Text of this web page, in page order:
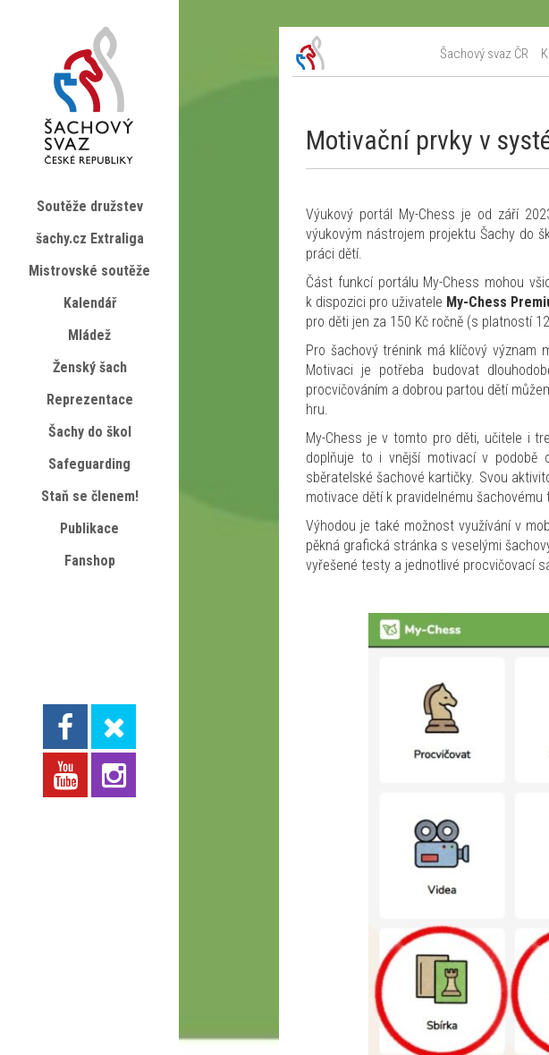
Šachový svaz ČR
Motivační prvky v
Výukový portál My-Chess je od září
výukovým nástrojem projektu Šachy do
práci dětí.
Část funkcí portálu My-Chess mohou
k dispozici pro uživatele My-Chess
pro děti jen za 150 Kč ročně (s platností
Pro šachový trénink má klíčový význam
Motivaci je potřeba budovat
procvičováním a dobrou partou dětí
hru.
My-Chess je v tomto pro děti, učitele i
doplňuje to i vnější motivací v podobě
sběratelské šachové kartičky. Svou
motivace dětí k pravidelnému šachovému
Výhodou je také možnost využívání v
pěkná grafická stránka s veselými
vyřešené testy a jednotlivé procvičovací
Soutěže družstev
šachy.cz Extraliga
Mistrovské soutěže
Kalendář
Mládež
Ženský šach
Reprezentace
Šachy do škol
Safeguarding
Staň se členem!
Publikace
Fanshop